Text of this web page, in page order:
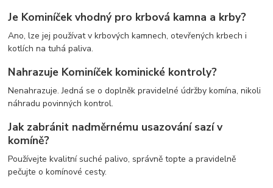
Je Kominíček vhodný pro krbová kamna a krby?
Ano, lze jej používat v krbových kamnech, otevřených krbech i
kotlích na tuhá paliva.
Nahrazuje Kominíček kominické kontroly?
Nenahrazuje. Jedná se o doplněk pravidelné údržby komína, nikoli
náhradu povinných kontrol.
Jak zabránit nadměrnému usazování sazí v
komíně?
Používejte kvalitní suché palivo, správně topte a pravidelně
pečujte o komínové cesty.